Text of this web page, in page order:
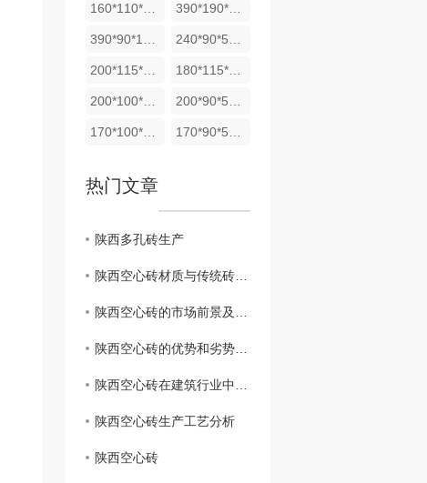
160*110*53斜面砖 390*190*190空心砖
390*90*190空心砖 240*90*53实心砖
200*115*53实心砖 180*115*53实心砖
200*100*53实心砖 200*90*53实心砖
170*100*53实心砖 170*90*53实心砖
热门文章
陕西多孔砖生产
陕西空心砖材质与传统砖块有何不同
陕西空心砖的市场前景及发展趋势
陕西空心砖的优势和劣势对比
陕西空心砖在建筑行业中的应用
陕西空心砖生产工艺分析
陕西空心砖